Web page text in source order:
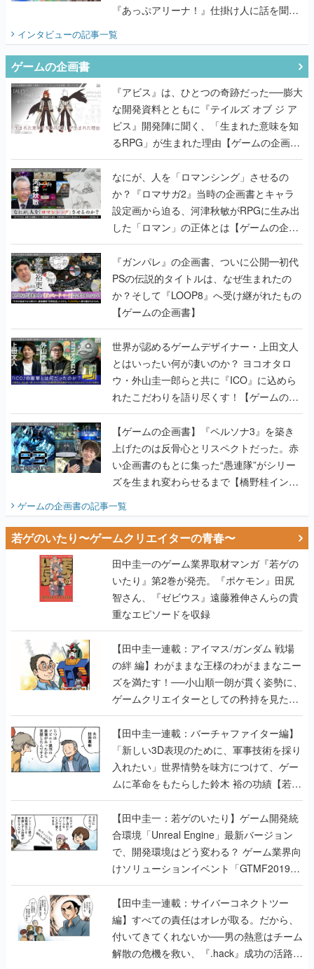
『あっぷアリーナ！』仕掛け人に話を聞い
インタビューの記事一覧
ゲームの企画書
『アビス』は、ひとつの奇跡だった──膨大
な開発資料とともに『テイルズ オブ ジ ア
ビス』開発陣に聞く、「生まれた意味を知
るRPG」が生まれた理由【ゲームの企画
書】
なにが、人を「ロマンシング」させるの
か？『ロマサガ2』当時の企画書とキャラ
設定画から迫る、河津秋敏がRPGに生み出
した「ロマン」の正体とは【ゲームの企画
書】
『ガンパレ』の企画書、ついに公開━初代
PSの伝説的タイトルは、なぜ生まれたの
か？そして『LOOP8』へ受け継がれたもの
【ゲームの企画書】
世界が認めるゲームデザイナー・上田文人
とはいったい何が凄いのか？ ヨコオタロ
ウ・外山圭一郎らと共に『ICO』に込めら
れたこだわりを語り尽くす！【ゲームの企
画書】
【ゲームの企画書】『ペルソナ3』を築き
上げたのは反骨心とリスペクトだった。赤
い企画書のもとに集った“愚連隊”がシリー
ズを生まれ変わらせるまで【橋野桂インタ
ゲームの企画書の記事一覧
若ゲのいたり〜ゲームクリエイターの青春〜
田中圭一のゲーム業界取材マンガ『若ゲの
いたり』第2巻が発売。『ポケモン』田尻
智さん、『ゼビウス』遠藤雅伸さんらの貴
重なエピソードを収録
【田中圭一連載：アイマス/ガンダム 戦場
の絆 編】わがままな王様のわがままなニー
ズを満たす！──小山順一朗が貫く姿勢に、
ゲームクリエイターとしての矜持を見た
【若ゲのいたり最終回】
【田中圭一連載：バーチャファイター編】
「新しい3D表現のために、軍事技術を採り
入れたい」世界情勢を味方につけて、ゲー
ムに革命をもたらした鈴木 裕の功績【若ゲ
のいたり】
【田中圭一：若ゲのいたり】ゲーム開発統
合環境「Unreal Engine」最新バージョン
で、開発環境はどう変わる？ ゲーム業界向
けソリューションイベント「GTMF2019」
に行って、より理解を深めよう【PR】
【田中圭一連載：サイバーコネクトツー
編】すべての責任はオレが取る。だから、
付いてきてくれないか──男の熱意はチーム
解散の危機を救い、『.hack』成功の活路を